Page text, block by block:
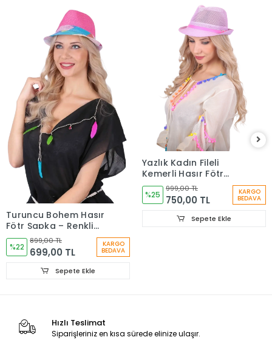
Turuncu Bohem Hasır
Fötr Şapka – Renkli
Etnik Şeritli Yazlık
Kadın Şapkası 6261
%22
899,00 TL
699,00 TL
KARGO
BEDAVA
Sepete Ekle
Yazlık Kadın Fileli
Kemerli Hasır Fötr
Şapka 6223
%25
999,00 TL
750,00 TL
KARGO
BEDAVA
Sepete Ekle
Hızlı Teslimat
Siparişleriniz en kısa sürede elinize ulaşır.